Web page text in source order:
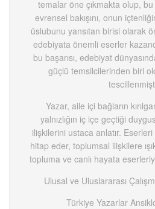
temalar öne çıkmakta olup, bu
evrensel bakışını, onun
üslubunu yansıtan birisi olarak
edebiyata önemli eserler
bu başarısı, edebiyat
güçlü temsilcilerinden biri
Yazar, aile içi bağların
yalnızlığın iç içe geçtiği
ilişkilerini ustaca anlatır.
hitap eder, toplumsal ilişkilere
topluma ve canlı hayata
Ulusal ve Uluslararası
Türkiye Yazarlar